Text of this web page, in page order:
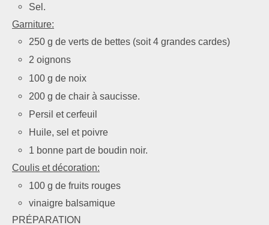
Sel.
Garniture:
250 g de verts de bettes (soit 4 grandes cardes)
2 oignons
100 g de noix
200 g de chair à saucisse.
Persil et cerfeuil
Huile, sel et poivre
1 bonne part de boudin noir.
Coulis et décoration:
100 g de fruits rouges
vinaigre balsamique
PRÉPARATION